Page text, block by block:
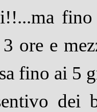
3 ore e
fino ai 5
dei